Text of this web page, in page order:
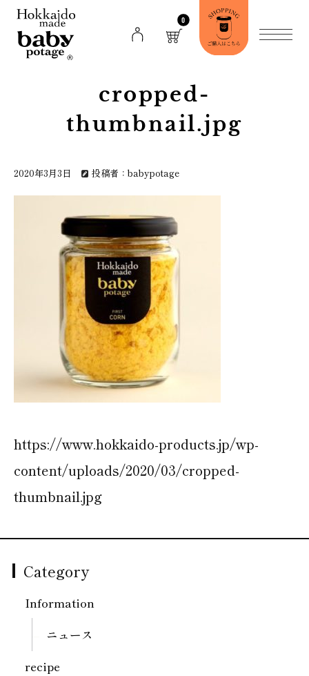
0
cropped-
thumbnail.jpg
2020年3月3日 投稿者：babypotage
https://www.hokkaido-products.jp/wp-
content/uploads/2020/03/cropped-
thumbnail.jpg
Category
Information
ニュース
recipe